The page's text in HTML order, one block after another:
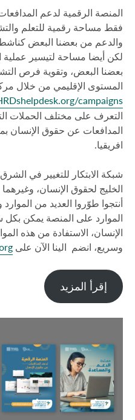
المنصة الرقمية لدعم
فقط مساحة رقمية للتعلم
والدعم من بعضنا البعض
لكن أيضا مساحة لتيسير عملية
بعضنا البعض، وتقوية فرص
المستوى الإقليمي من خلال
campaigns
التعرف على مختلف الحملات
المدافعات عن حقوق الإنسان
افريقيا.
شبكة الابتكار للتغيير في
الخليج لحقوق الإنسان،
أنتجوا طوّروا العديد من
الموارد على المنصة يمكن
الإنسان، الاستفادة من هذه
وسريع، انضم الينا الآن على
إقرأ المزيد